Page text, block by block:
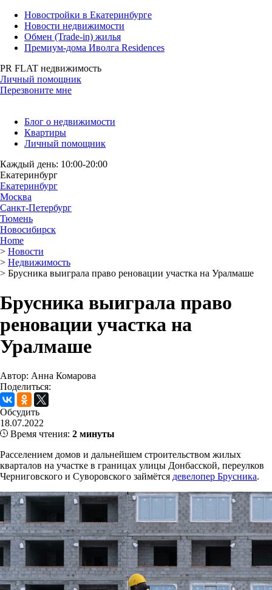
Новостройки в Екатеринбурге
Новости недвижимости
Обмен (Trade-in) жилья
Премиум-дома Иволга Residences
PR FLAT недвижимость
Личный помощник
Перезвоните мне
Блог о недвижимости
Квартиры
Личный помощник
Каждый день: 10:00-20:00
Екатеринбург
Екатеринбург
Москва
Санкт-Петербург
Тюмень
Новосибирск
Home
> Новости
> Недвижимость
> Брусника выиграла право реновации участка на Уралмаше
Брусника выиграла право
реновации участка на
Уралмаше
Автор: Анна Комарова
Поделиться:
Обсудить
18.07.2022
Время чтения: 2 минуты
Расселением домов и дальнейшем строительством жилых
кварталов на участке в границах улицы Донбасской, переулков
Черниговского и Суворовского займётся девелопер Брусника.